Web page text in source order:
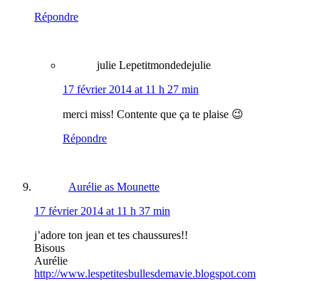
Répondre
julie Lepetitmondedejulie
17 février 2014 at 11 h 27 min
merci miss! Contente que ça te plaise 😉
Répondre
Aurélie as Mounette
17 février 2014 at 11 h 37 min
j’adore ton jean et tes chaussures!!
Bisous
Aurélie
http://www.lespetitesbullesdemavie.blogspot.com